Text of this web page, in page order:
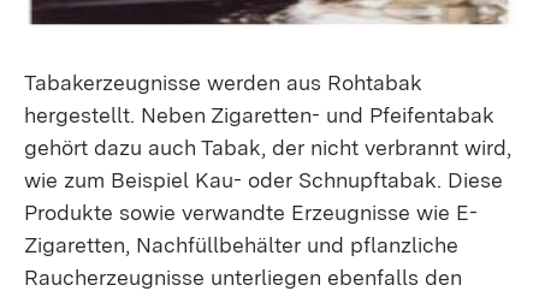
Tabakerzeugnisse werden aus Rohtabak
hergestellt. Neben Zigaretten- und Pfeifentabak
gehört dazu auch Tabak, der nicht verbrannt wird,
wie zum Beispiel Kau- oder Schnupftabak. Diese
Produkte sowie verwandte Erzeugnisse wie E-
Zigaretten, Nachfüllbehälter und pflanzliche
Raucherzeugnisse unterliegen ebenfalls den